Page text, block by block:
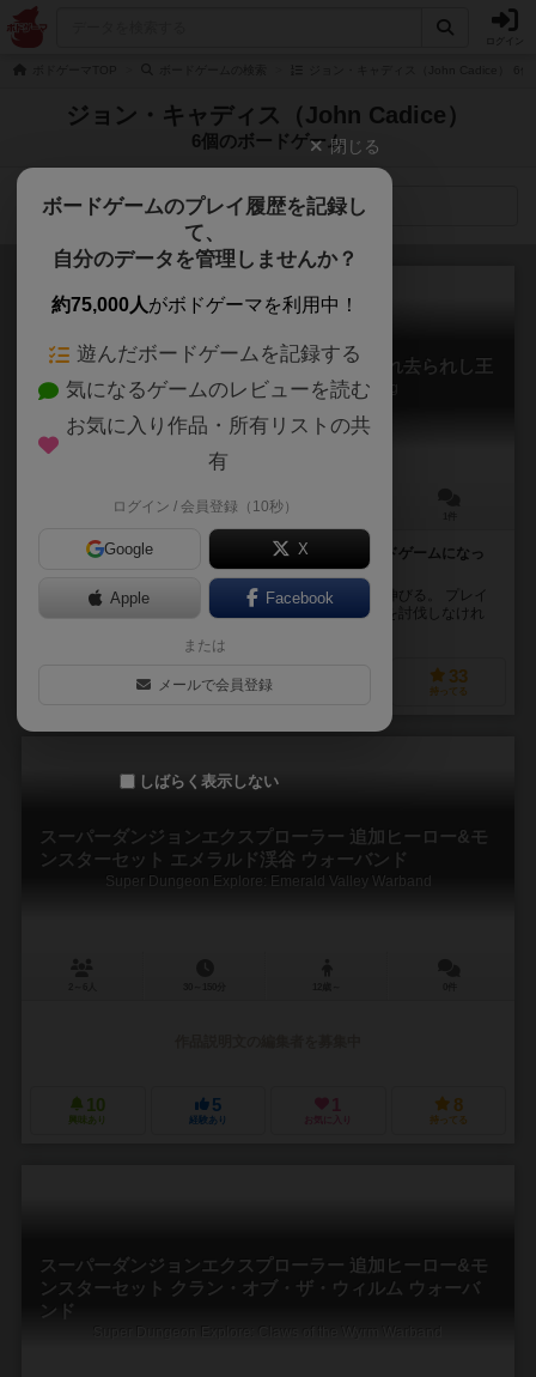
ジョン・キャディス（John Cadice）
6個のボードゲーム
検索メニュー
スーパーダンジョンエクスプローラー：忘れ去られし王
Super Dungeon Explore: Forgotten King
90～120分
古の王を討伐せよ。もしコンピューターゲームがボードゲームになっ
美しき女神に寵愛された土地クリスタリアに魔の手が伸びる。 プレイ
ヤーはヒーローとなり皆で協力し、忘れられし古の王を討伐しなけれ
18
経験あり
33
持ってる
スーパーダンジョンエクスプローラー 追加ヒーロー&モ
ンスターセット エメラルド渓谷 ウォーバンド
Super Dungeon Explore: Emerald Valley Warband
10
興味あり
5
経験あり
1
お気に入り
8
持ってる
スーパーダンジョンエクスプローラー 追加ヒーロー&モ
ンスターセット クラン・オブ・ザ・ウィルム ウォーバ
ンド
閉じる
ボードゲームのプレイ履歴を記録し
て、
自分のデータを管理しませんか？
約75,000人がボドゲーマを利用中！
遊んだボードゲームを記録する
気になるゲームのレビューを読む
お気に入り作品・所有リストの共
有
ログイン / 会員登録（10秒）
Google X
Apple Facebook
または
メールで会員登録
しばらく表示しない